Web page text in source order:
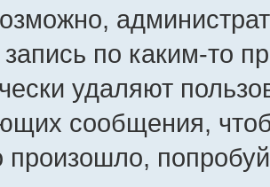
по каким-то
удаляют
сообщения,
произошло,